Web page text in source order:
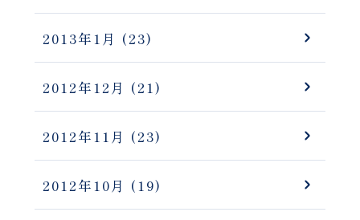
2013年1月 (23)
2012年12月 (21)
2012年11月 (23)
2012年10月 (19)